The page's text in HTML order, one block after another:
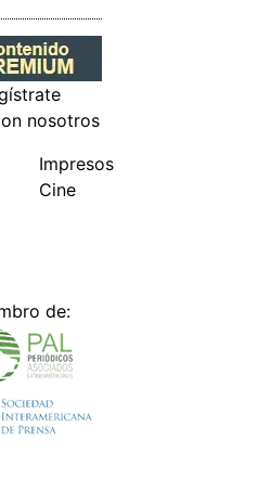
nosotros
Impresos
Cine
de: